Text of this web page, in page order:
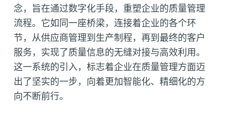
念，旨在通过数字化手段，重塑企业的质量管理
流程。它如同一座桥梁，连接着企业的各个环
节，从供应商管理到生产制程，再到最终的客户
服务，实现了质量信息的无缝对接与高效利用。
这一系统的引入，标志着企业在质量管理方面迈
出了坚实的一步，向着更加智能化、精细化的方
向不断前行。